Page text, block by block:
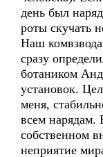
день был
роты скучать
Наш
сразу
ботаником
установок.
меня,
всем нарядам.
собственном
неприятие